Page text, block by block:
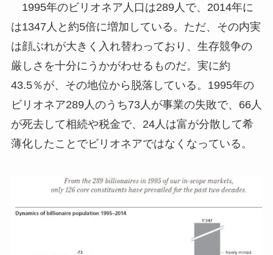
1995年のビリオネア人口は289人で、2014年に
は1347人と約5倍に増加している。ただ、その内実
は顔ぶれが大きく入れ替わっており、生存競争の
厳しさを十分にうかがわせるものだ。実に約
43.5％が、その地位から脱落している。1995年の
ビリオネア289人のうち73人が事業の失敗で、66人
が死去して相続や税金で、24人は富が分散して希
薄化したことでビリオネアではなくなっている。